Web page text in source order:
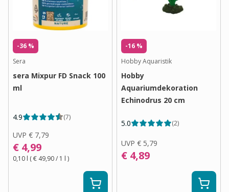
-36 %
Sera
sera Mixpur FD Snack 100
ml
4.9 (7)
UVP € 7,79
€ 4,99
0,10 l (€ 49,90/ 1 l )
-16 %
Hobby Aquaristik
Hobby
Aquariumdekoration
Echinodrus 20 cm
5.0 (2)
UVP € 5,79
€ 4,89